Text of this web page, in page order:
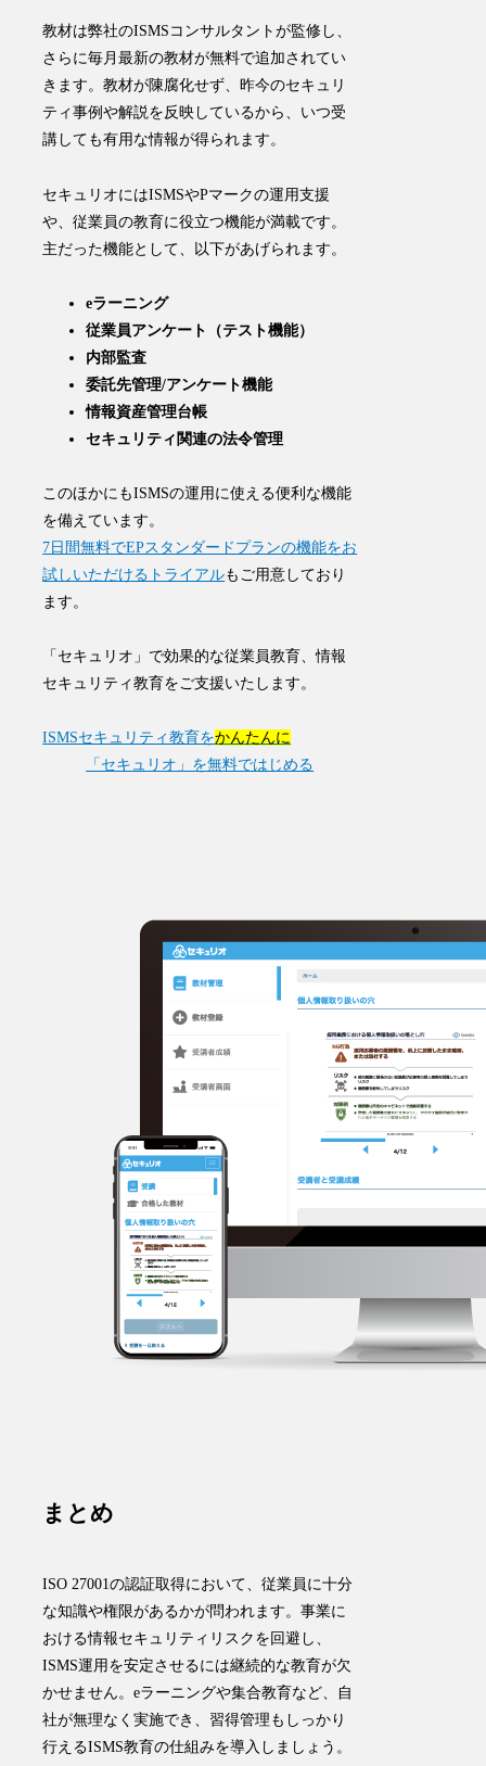
教材は弊社のISMS コンサルタントが監修 し、
さらに毎月最新の教材が無料で追加されてい
きます。教材が陳腐化せず、昨今のセキュリ
ティ事例や解説を反映しているから、いつ受
講しても有用な情報が得られます。
セキュリオにはISMSやPマークの運用支援
や、従業員の教育に役立つ機能が満載です。
主だった機能として、以下があげられます。
eラーニング
従業員アンケート（テスト機能）
内部監査
委託先管理/アンケート機能
情報資産管理台帳
セキュリティ関連の法令管理
このほかにもISMSの運用に使える便利な機能
を備えています。
7日間無料でEPスタンダードプランの機能をお
試しいただけるトライアルもご用意しており
ます。
「セキュリオ」で効果的な従業員教育、情報
セキュリティ教育をご支援いたします。
ISMSセキュリティ教育をかんたんに
「セキュリオ」を無料ではじめる
まとめ
ISO 27001の認証取得において、従業員に十分
な知識や権限があるかが問われます。事業に
おける情報セキュリティリスクを回避し、
ISMS運用を安定させるには継続的な教育が欠
かせません。eラーニングや集合教育など、自
社が無理なく実施でき、習得管理もしっかり
行えるISMS教育の仕組みを導入しましょう。